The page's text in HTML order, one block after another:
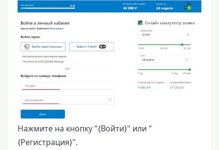
Нажмите на кнопку "{Войти}" или "
{Регистрация}".